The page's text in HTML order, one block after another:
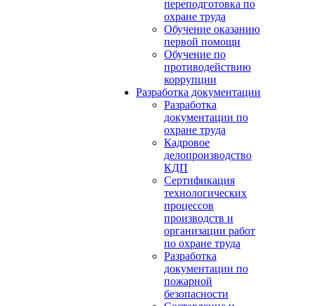
переподготовка по
охране труда
Обучение оказанию
первой помощи
Обучение по
противодействию
коррупции
Разработка документации
Разработка
документации по
охране труда
Кадровое
делопроизводство
КДП
Сертификация
технологических
процессов
производств и
организации работ
по охране труда
Разработка
документации по
пожарной
безопасности